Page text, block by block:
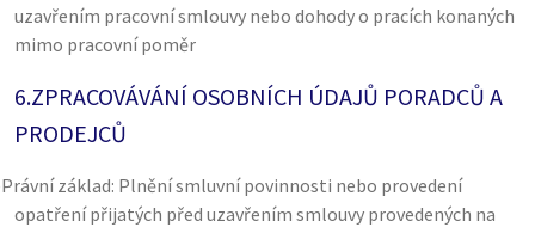
uzavřením pracovní smlouvy nebo dohody o pracích konaných
mimo pracovní poměr
6.ZPRACOVÁVÁNÍ OSOBNÍCH ÚDAJŮ PORADCŮ A
PRODEJCŮ
Právní základ: Plnění smluvní povinnosti nebo provedení
opatření přijatých před uzavřením smlouvy provedených na